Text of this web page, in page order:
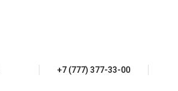
+7 (777) 377-33-00